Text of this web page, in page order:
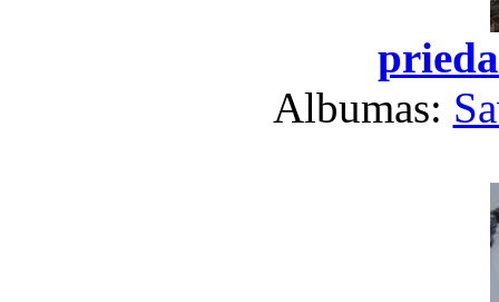
Albumas: